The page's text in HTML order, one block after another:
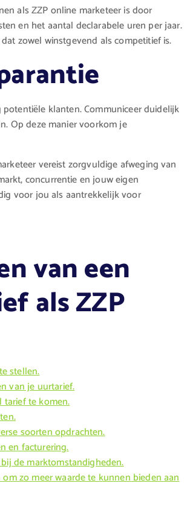
als ZZP online marketeer is door
en het aantal declarabele uren per jaar.
zowel winstgevend als competitief is.
klanten. Communiceer duidelijk
Op deze manier voorkom je
vereist zorgvuldige afweging van
concurrentie en jouw eigen
voor jou als aantrekkelijk voor
van een
als ZZP
stellen.
van je uurtarief.
tarief te komen.
soorten opdrachten.
en facturering.
de marktomstandigheden.
zo meer waarde te kunnen bieden aan